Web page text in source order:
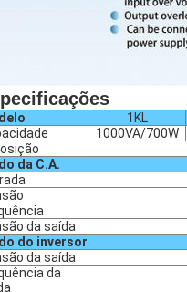
1KL
1000VA/700W
da C.A.
da saída
do inversor
da saída
da